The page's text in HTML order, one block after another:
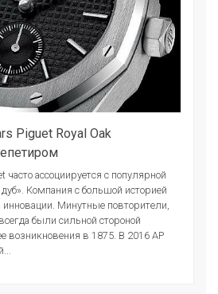
Piguet Royal Oak
часто ассоциируется с популярной
Компания с большой историей
Минутные повторители,
были сильной стороной
возникновения в 1875. В 2016 АР